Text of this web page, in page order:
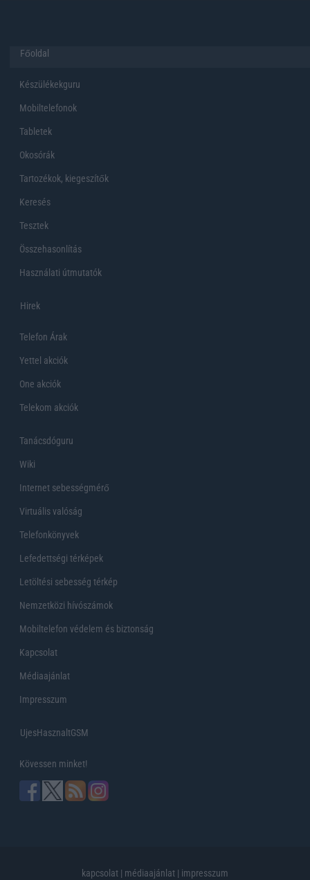
Főoldal
Készülékekguru
Mobiltelefonok
Tabletek
Okosórák
Tartozékok, kiegeszítők
Keresés
Tesztek
Összehasonlítás
Használati útmutatók
Hirek
Telefon Árak
Yettel akciók
One akciók
Telekom akciók
Tanácsdóguru
Wiki
Internet sebességmérő
Virtuális valóság
Telefonkönyvek
Lefedettségi térképek
Letöltési sebesség térkép
Nemzetközi hívószámok
Mobiltelefon védelem és biztonság
Kapcsolat
Médiaajánlat
Impresszum
UjesHasznaltGSM
Kövessen minket!
kapcsolat | médiaajánlat | impresszum